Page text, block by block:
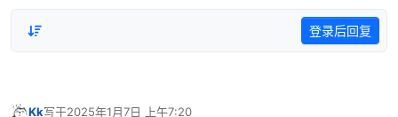
登录后回复
Kk写于2025年1月7日 上午7:20